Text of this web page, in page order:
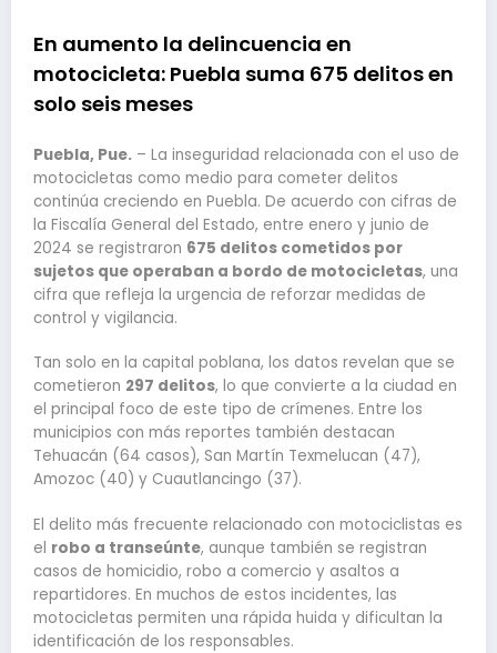
En aumento la delincuencia en
motocicleta: Puebla suma 675 delitos en
solo seis meses
Puebla, Pue. – La inseguridad relacionada con el uso de
motocicletas como medio para cometer delitos
continúa creciendo en Puebla. De acuerdo con cifras de
la Fiscalía General del Estado, entre enero y junio de
2024 se registraron 675 delitos cometidos por
sujetos que operaban a bordo de motocicletas, una
cifra que refleja la urgencia de reforzar medidas de
control y vigilancia.
Tan solo en la capital poblana, los datos revelan que se
cometieron 297 delitos, lo que convierte a la ciudad en
el principal foco de este tipo de crímenes. Entre los
municipios con más reportes también destacan
Tehuacán (64 casos), San Martín Texmelucan (47),
Amozoc (40) y Cuautlancingo (37).
El delito más frecuente relacionado con motociclistas es
el robo a transeúnte, aunque también se registran
casos de homicidio, robo a comercio y asaltos a
repartidores. En muchos de estos incidentes, las
motocicletas permiten una rápida huida y dificultan la
identificación de los responsables.